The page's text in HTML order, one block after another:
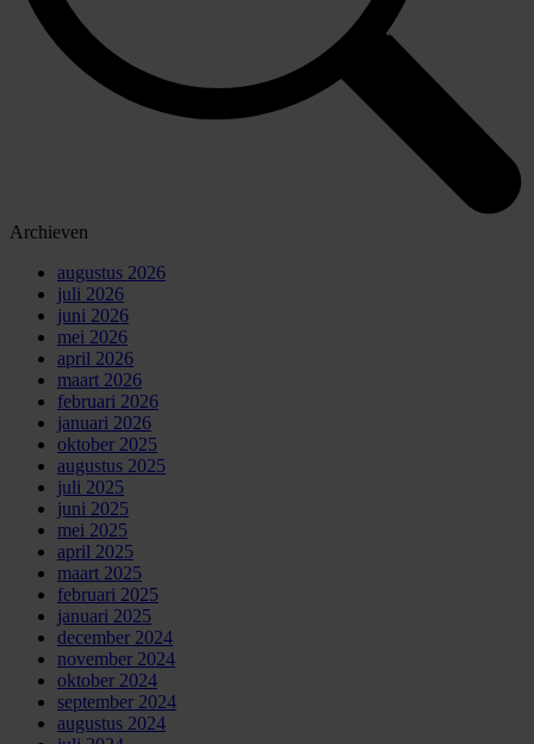
Archieven
augustus 2026
juli 2026
juni 2026
mei 2026
april 2026
maart 2026
februari 2026
januari 2026
oktober 2025
augustus 2025
juli 2025
juni 2025
mei 2025
april 2025
maart 2025
februari 2025
januari 2025
december 2024
november 2024
oktober 2024
september 2024
augustus 2024